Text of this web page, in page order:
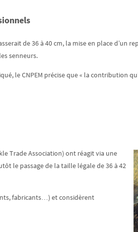
de 36 à 40 cm, la mise en place d’un
senneurs.
le CNPEM précise que « la contribution
Trade Association) ont réagit via une
le passage de la taille légale de 36 à 42
fabricants…) et considèrent